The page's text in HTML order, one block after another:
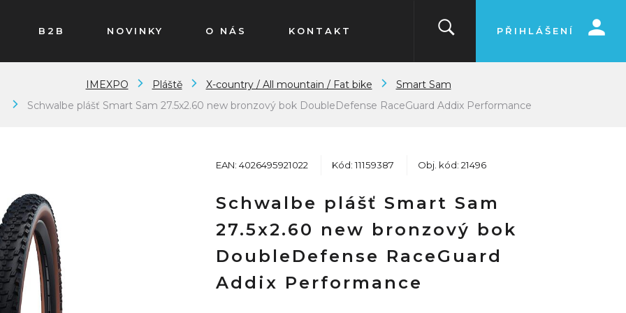
B2B NOVINKY O NÁS KONTAKT PŘIHLÁŠENÍ
IMEXPO Pláště X-country / All mountain / Fat bike
Smart Sam
Schwalbe plášť Smart Sam 27.5x2.60 new bronzový bok DoubleDefense RaceGuard Addix Performance
EAN: 4026495921022 Kód: 11159387 Obj. kód: 21496
Schwalbe plášť Smart Sam
27.5x2.60 new bronzový bok
DoubleDefense RaceGuard
Addix Performance